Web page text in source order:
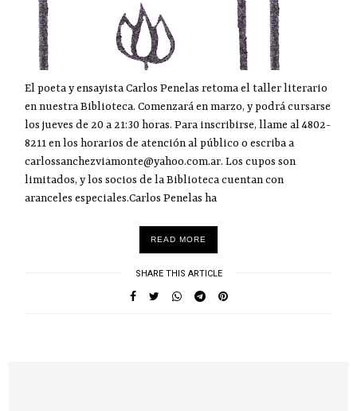
El poeta y ensayista Carlos Penelas retoma el taller literario
en nuestra Biblioteca. Comenzará en marzo, y podrá cursarse
los jueves de 20 a 21:30 horas. Para inscribirse, llame al 4802-
8211 en los horarios de atención al público o escriba a
carlossanchezviamonte@yahoo.com.ar. Los cupos son
limitados, y los socios de la Biblioteca cuentan con
aranceles especiales.Carlos Penelas ha
READ MORE
SHARE THIS ARTICLE